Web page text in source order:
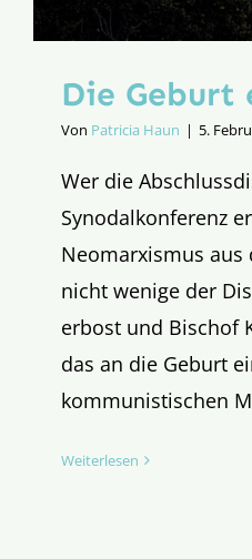
Die Geburt
Von Patricia Haun | 5.
Wer die
Synodalkonferenz
Neomarxismus aus
nicht wenige der
erbost und Bischof
das an die Geburt
kommunistischen
Weiterlesen